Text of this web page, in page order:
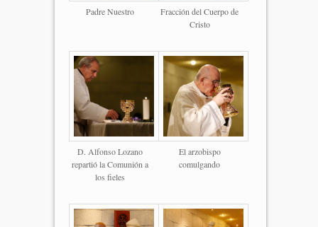
Padre Nuestro
Fracción del Cuerpo de
Cristo
D. Alfonso Lozano
repartió la Comunión a
los fieles
El arzobispo
comulgando